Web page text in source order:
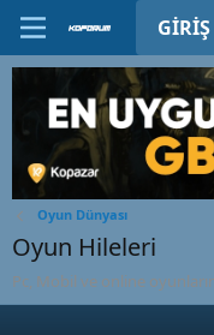
Oyun Dünyası
Oyun Hileleri
Pc, Mobil ve online